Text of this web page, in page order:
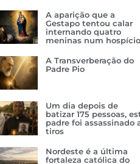
A aparição que a
Gestapo tentou calar
internando quatro
meninas num hospício
A Transverberação do
Padre Pio
Um dia depois de
batizar 175 pessoas,
padre foi assassinado
tiros
Nordeste é a última
fortaleza católica do